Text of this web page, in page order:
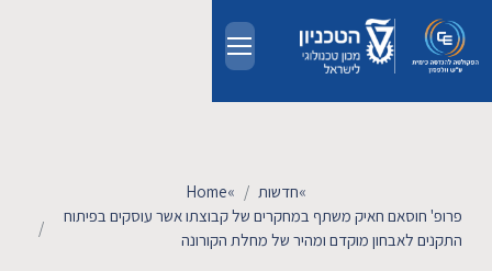
לימודים
Home» חדשות»
פרופ' חוסאם חאיק משתף במחקרים של קבוצתו אשר עוסקים בפיתוח
התקנים לאבחון מוקדם ומהיר של מחלת הקורונה